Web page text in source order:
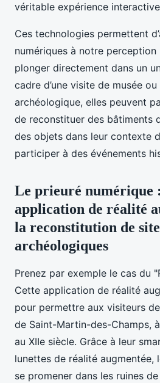
véritable expérience
Ces technologies permettent
numériques à notre perception
plonger directement dans un
cadre d’une visite de musée
archéologique, elles peuvent
de reconstituer des bâtiments
des objets dans leur contexte
participer à des événements
Le prieuré numérique
application de réalité
la reconstitution de
archéologiques
Prenez par exemple le cas du
Cette application de réalité
pour permettre aux visiteurs
de Saint-Martin-des-Champs,
au XIIe siècle. Grâce à leur
lunettes de réalité augmentée,
se promener dans les ruines